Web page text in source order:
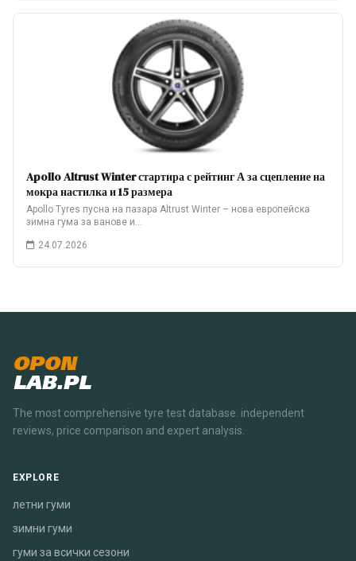
Apollo Altrust Winter стартира с рейтинг А за сцепление на
мокра настилка и 15 размера
Apollo Tyres пусна на пазара Altrust Winter – нова европейска
зимна гума за ванове и…
24.07.2026
OPON
LAB.PL
The most comprehensive tyre test database. independent
reviews, price comparison and expert analysis.
EXPLORE
летни гуми
зимни гуми
гуми за всички сезони